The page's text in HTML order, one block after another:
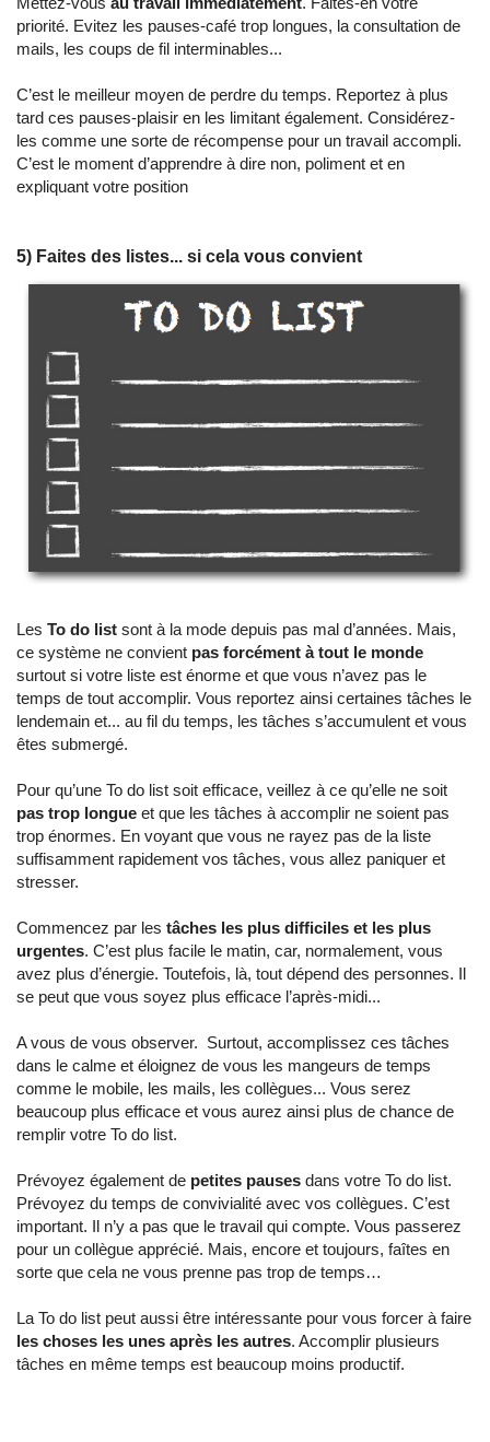
priorité. Evitez les pauses-café trop longues, la consultation de
mails, les coups de fil interminables...
C’est le meilleur moyen de perdre du temps. Reportez à plus
tard ces pauses-plaisir en les limitant également. Considérez-
les comme une sorte de récompense pour un travail accompli.
C’est le moment d’apprendre à dire non, poliment et en
expliquant votre position
5) Faites des listes... si cela vous convient
Les To do list sont à la mode depuis pas mal d’années. Mais,
ce système ne convient pas forcément à tout le monde
surtout si votre liste est énorme et que vous n’avez pas le
temps de tout accomplir. Vous reportez ainsi certaines tâches le
lendemain et... au fil du temps, les tâches s’accumulent et vous
êtes submergé.
Pour qu’une To do list soit efficace, veillez à ce qu’elle ne soit
pas trop longue et que les tâches à accomplir ne soient pas
trop énormes. En voyant que vous ne rayez pas de la liste
suffisamment rapidement vos tâches, vous allez paniquer et
stresser.
Commencez par les tâches les plus difficiles et les plus
urgentes. C’est plus facile le matin, car, normalement, vous
avez plus d’énergie. Toutefois, là, tout dépend des personnes. Il
se peut que vous soyez plus efficace l’après-midi...
A vous de vous observer. Surtout, accomplissez ces tâches
dans le calme et éloignez de vous les mangeurs de temps
comme le mobile, les mails, les collègues... Vous serez
beaucoup plus efficace et vous aurez ainsi plus de chance de
remplir votre To do list.
Prévoyez également de petites pauses dans votre To do list.
Prévoyez du temps de convivialité avec vos collègues. C’est
important. Il n’y a pas que le travail qui compte. Vous passerez
pour un collègue apprécié. Mais, encore et toujours, faîtes en
sorte que cela ne vous prenne pas trop de temps…
La To do list peut aussi être intéressante pour vous forcer à faire
les choses les unes après les autres. Accomplir plusieurs
tâches en même temps est beaucoup moins productif.